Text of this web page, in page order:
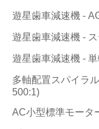
遊星歯車減速機 -
遊星歯車減速機 -
遊星歯車減速機 -
多軸配置スパイラ
500:1)
AC小型標準モータ